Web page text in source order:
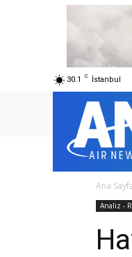
30.1 C İstanbul
Ana
Analiz -